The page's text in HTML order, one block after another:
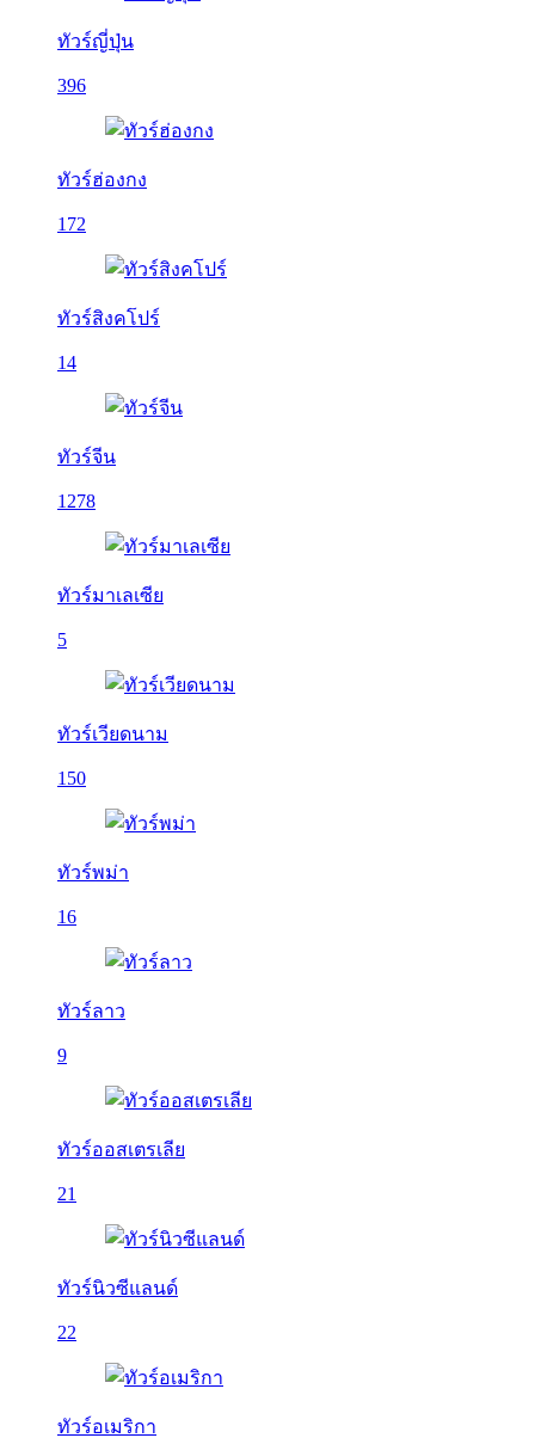
ทัวร์ญี่ปุ่น
396
ทัวร์ฮ่องกง
172
ทัวร์สิงคโปร์
14
ทัวร์จีน
1278
ทัวร์มาเลเซีย
5
ทัวร์เวียดนาม
150
ทัวร์พม่า
16
ทัวร์ลาว
9
ทัวร์ออสเตรเลีย
21
ทัวร์นิวซีแลนด์
22
ทัวร์อเมริกา